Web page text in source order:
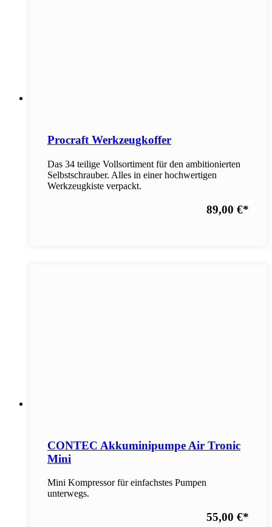
Procraft Werkzeugkoffer
Das 34 teilige Vollsortiment für den ambitionierten
Selbstschrauber. Alles in einer hochwertigen
Werkzeugkiste verpackt.
89,00 €*
CONTEC Akkuminipumpe Air Tronic
Mini
Mini Kompressor für einfachstes Pumpen
unterwegs.
55,00 €*